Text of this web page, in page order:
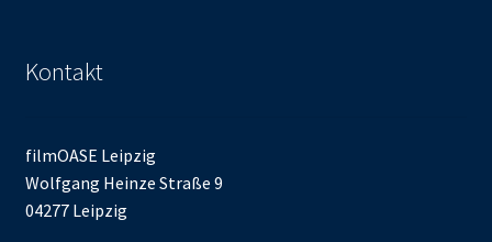
Kontakt
filmOASE Leipzig
Wolfgang Heinze Straße 9
04277 Leipzig